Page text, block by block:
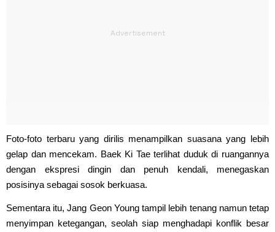
Foto-foto terbaru yang dirilis menampilkan suasana yang lebih
gelap dan mencekam. Baek Ki Tae terlihat duduk di ruangannya
dengan ekspresi dingin dan penuh kendali, menegaskan
posisinya sebagai sosok berkuasa.
Sementara itu, Jang Geon Young tampil lebih tenang namun tetap
menyimpan ketegangan, seolah siap menghadapi konflik besar